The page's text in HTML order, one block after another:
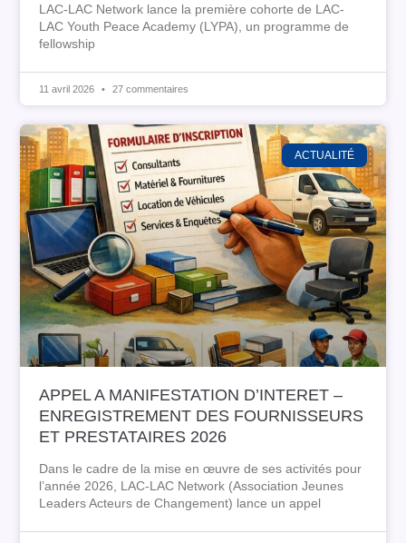
LAC-LAC Network lance la première cohorte de LAC-
LAC Youth Peace Academy (LYPA), un programme de
fellowship
11 avril 2026 27 commentaires
ACTUALITÉ
APPEL A MANIFESTATION D’INTERET –
ENREGISTREMENT DES FOURNISSEURS
ET PRESTATAIRES 2026
Dans le cadre de la mise en œuvre de ses activités pour
l’année 2026, LAC-LAC Network (Association Jeunes
Leaders Acteurs de Changement) lance un appel